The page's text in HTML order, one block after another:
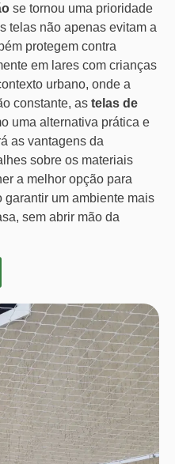
se tornou uma prioridade
telas não apenas evitam a
protegem contra
em lares com crianças
urbano, onde a
constante, as telas de
uma alternativa prática e
as vantagens da
sobre os materiais
a melhor opção para
um ambiente mais
sem abrir mão da